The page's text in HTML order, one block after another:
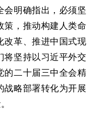
会明确指出，必须坚
策，推动构建人类命
改革、推进中国式现
将坚持以习近平外交
的二十届三中全会精
战略部署转化为开展